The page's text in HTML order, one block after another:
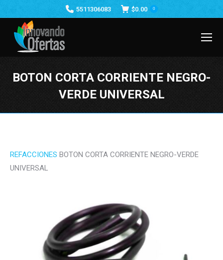
5511306083 $0.00 0
BOTON CORTA CORRIENTE NEGRO-
VERDE UNIVERSAL
REFACCIONES BOTON CORTA CORRIENTE NEGRO-VERDE
UNIVERSAL